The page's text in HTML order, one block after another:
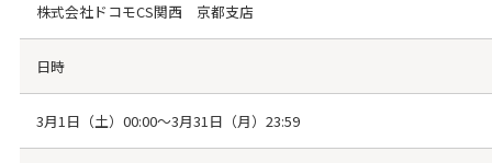
株式会社ドコモCS関西 京都支店
日時
3月1日（土）00:00～3月31日（月）23:59